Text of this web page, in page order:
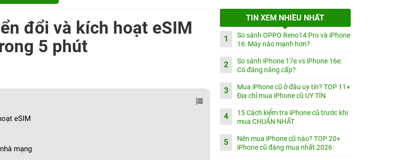
đổi và kích hoạt eSIM
5 phút
eSIM
mạng
TIN XEM NHIỀU NHẤT
1
So sánh OPPO Reno14 Pro và iPhone
16: Máy nào mạnh hơn?
2
So sánh iPhone 17e vs iPhone 16e:
Có đáng nâng cấp?
3
Mua iPhone cũ ở đâu uy tín? TOP 11+
Địa chỉ mua iPhone cũ UY TÍN
4
15 Cách kiểm tra iPhone cũ trước khi
mua CHUẨN NHẤT
5
Nên mua iPhone cũ nào? TOP 20+
iPhone cũ đáng mua nhất 2026